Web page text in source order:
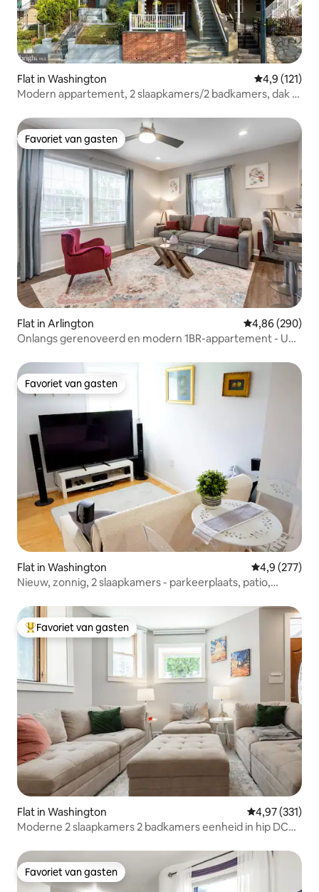
Flat in Washington Gemiddelde
4,9 (121)
Modern appartement, 2 slaapkamers/2 badkamers, dak -
Favoriet van gasten
Favoriet van gasten
Flat in Arlington Gemiddelde
4,86 (290)
Onlangs gerenoveerd en modern 1BR-appartement - Unit
Favoriet van gasten
Favoriet van gasten
Flat in Washington Gemiddelde
4,9 (277)
Nieuw, zonnig, 2 slaapkamers - parkeerplaats, patio,
Topfavoriet van gasten
Favoriet van gasten
Flat in Washington Gemiddelde
4,97 (331)
Moderne 2 slaapkamers 2 badkamers eenheid in hip DC
Favoriet van gasten
Favoriet van gasten